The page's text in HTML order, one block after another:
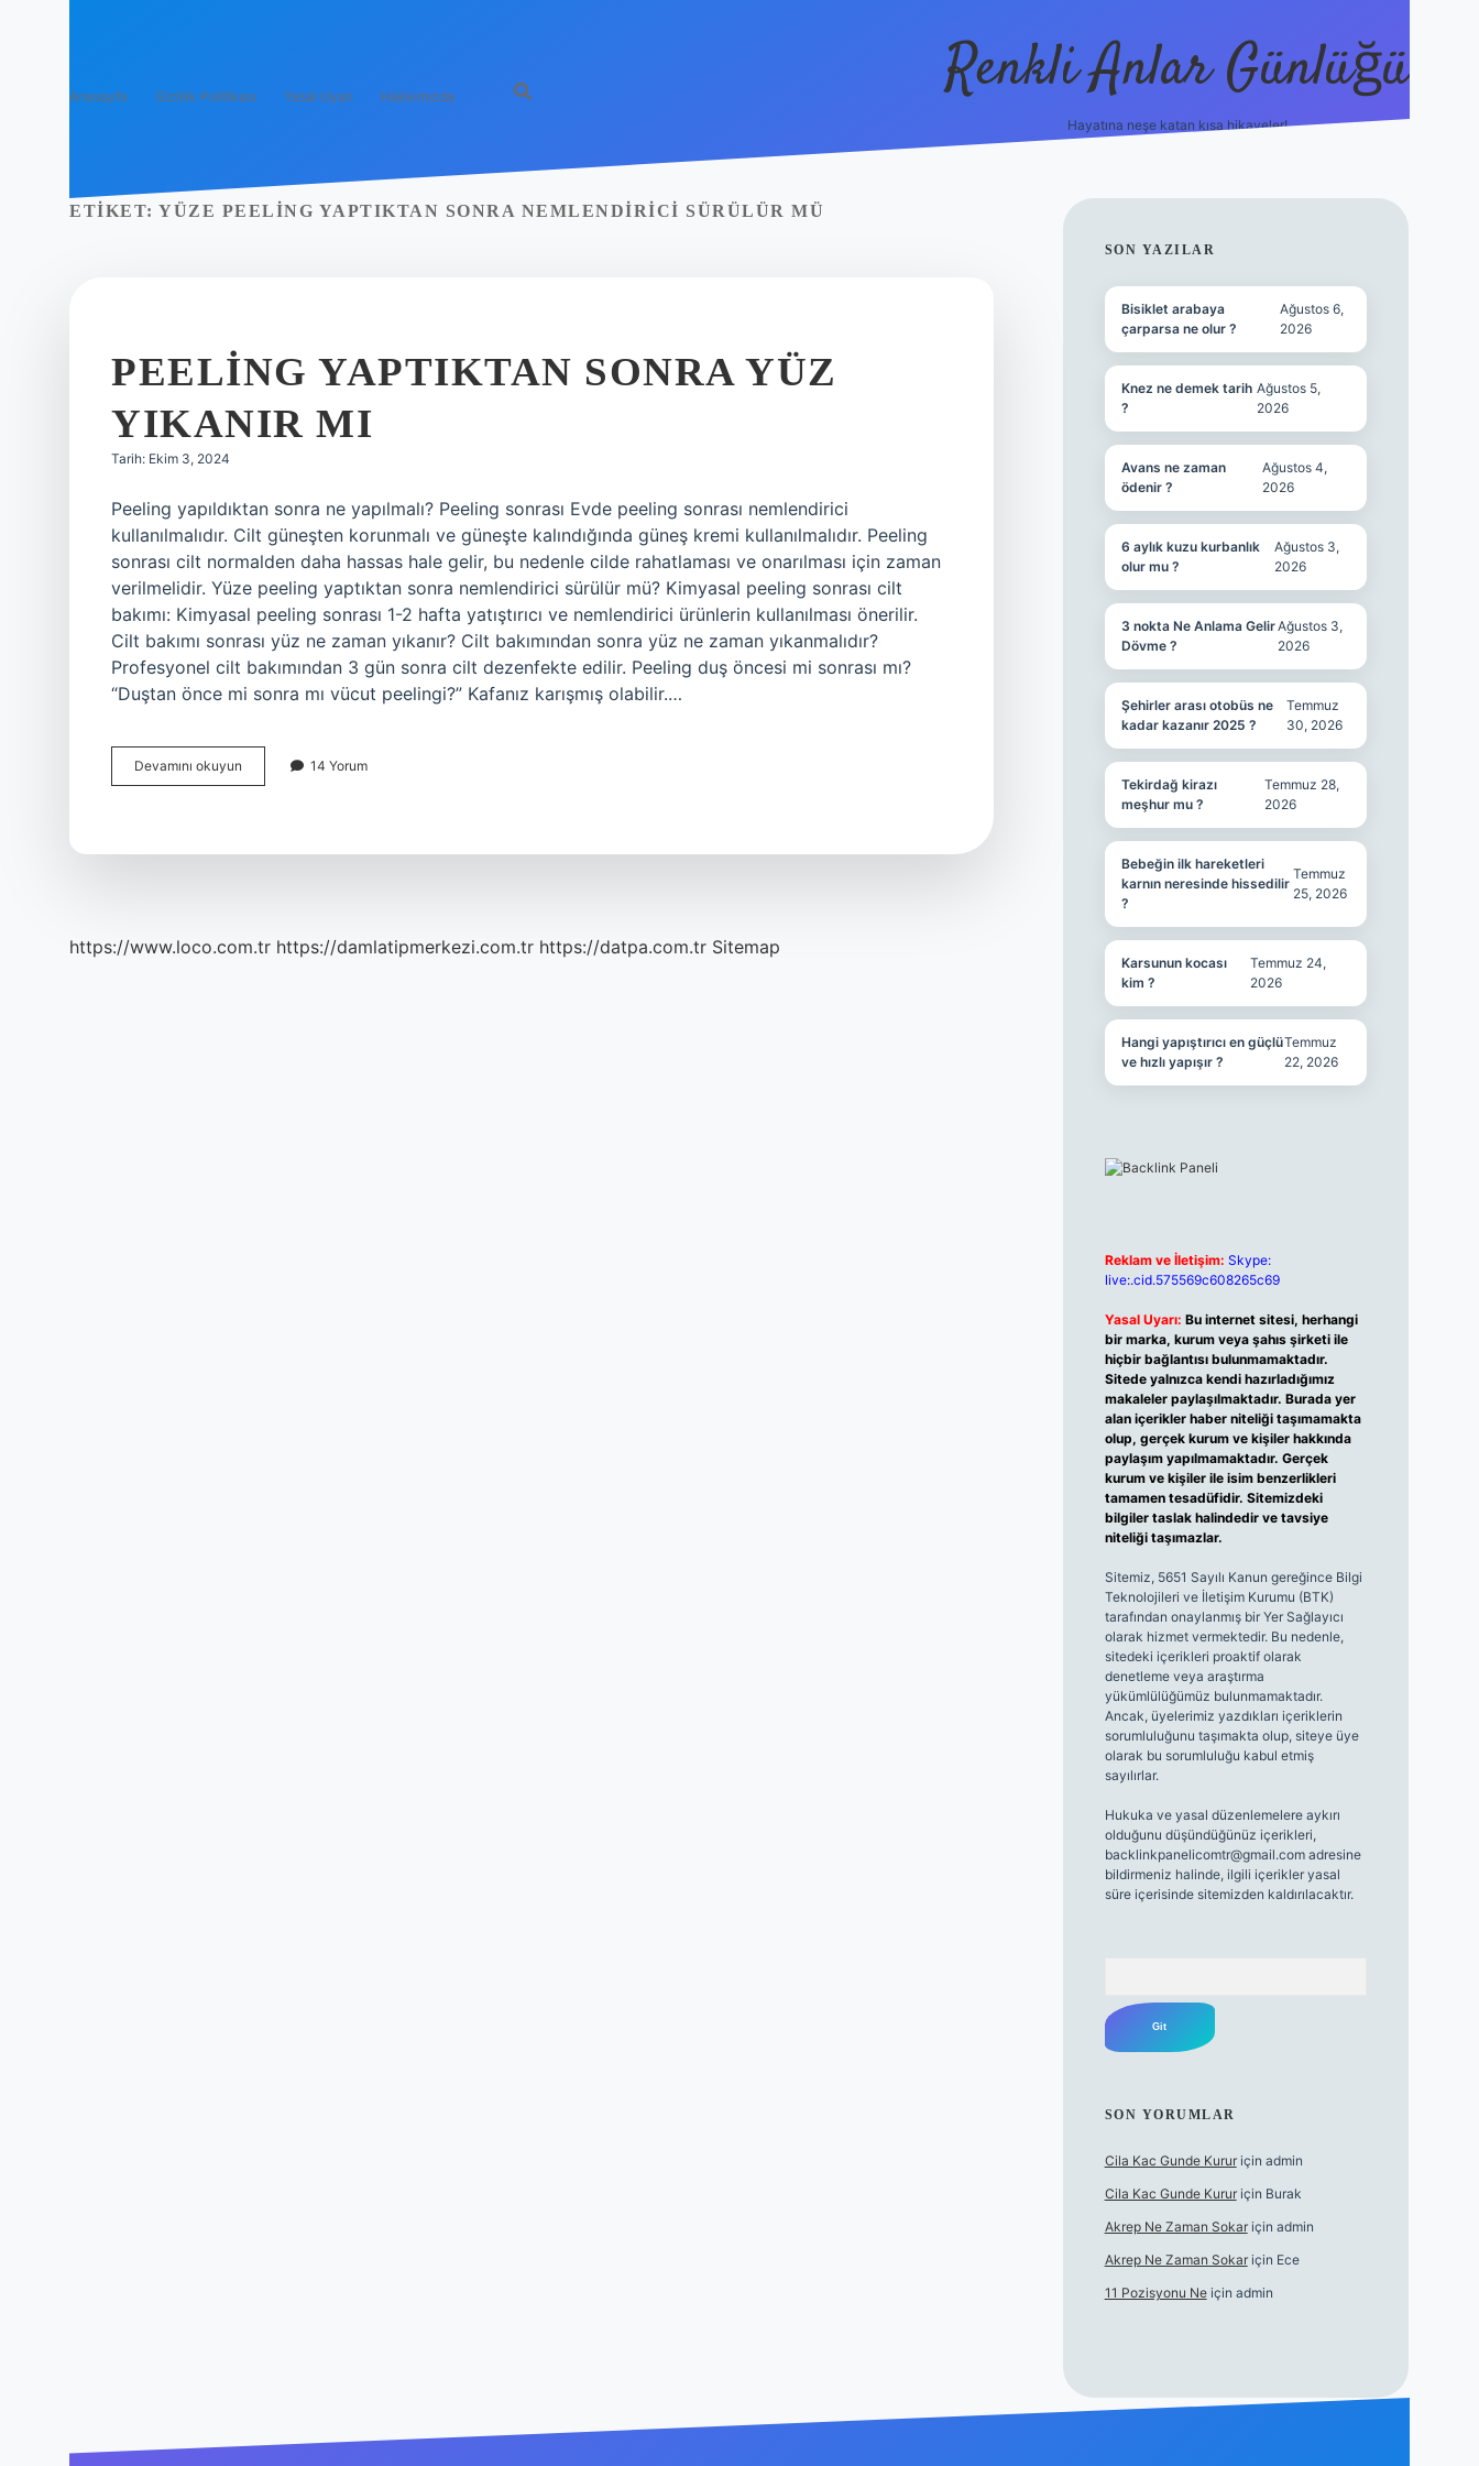
Anasayfa Gizlilik Politikası Yasal Uyarı Hakkımızda Renkli Anlar Günlüğü
Hayatına neşe katan kısa hikayeler!
ETIKET: YÜZE PEELING YAPTIKTAN SONRA NEMLENDIRICI SÜRÜLÜR MÜ
PEELING YAPTIKTAN SONRA YÜZ
YIKANIR MI
Tarih: Ekim 3, 2024
Peeling yapıldıktan sonra ne yapılmalı? Peeling sonrası Evde peeling sonrası nemlendirici
kullanılmalıdır. Cilt güneşten korunmalı ve güneşte kalındığında güneş kremi kullanılmalıdır. Peeling
sonrası cilt normalden daha hassas hale gelir, bu nedenle cilde rahatlaması ve onarılması için zaman
verilmelidir. Yüze peeling yaptıktan sonra nemlendirici sürülür mü? Kimyasal peeling sonrası cilt
bakımı: Kimyasal peeling sonrası 1-2 hafta yatıştırıcı ve nemlendirici ürünlerin kullanılması önerilir.
Cilt bakımı sonrası yüz ne zaman yıkanır? Cilt bakımından sonra yüz ne zaman yıkanmalıdır?
Profesyonel cilt bakımından 3 gün sonra cilt dezenfekte edilir. Peeling duş öncesi mi sonrası mı?
“Duştan önce mi sonra mı vücut peelingi?” Kafanız karışmış olabilir.…
Devamını okuyun
Yaptıktan
14 Yorum
https://www.loco.com.tr https://damlatipmerkezi.com.tr https://datpa.com.tr Sitemap
SIDEBAR
SON YAZILAR
Bisiklet arabaya
çarparsa ne olur ?
Ağustos 6,
2026
Knez ne demek tarih
?
Ağustos 5,
2026
Avans ne zaman
ödenir ?
Ağustos 4,
2026
6 aylık kuzu kurbanlık
olur mu ?
Ağustos 3,
2026
3 nokta Ne Anlama Gelir
Dövme ?
Ağustos 3,
2026
Şehirler arası otobüs ne
kadar kazanır 2025 ?
Temmuz
30, 2026
Tekirdağ kirazı
meşhur mu ?
Temmuz 28,
2026
Bebeğin ilk hareketleri
karnın neresinde hissedilir
?
Temmuz
25, 2026
Karsunun kocası
kim ?
Temmuz 24,
2026
Hangi yapıştırıcı en güçlü
ve hızlı yapışır ?
Temmuz
22, 2026
Reklam ve İletişim: Skype:
live:.cid.575569c608265c69
Yasal Uyarı: Bu internet sitesi, herhangi
bir marka, kurum veya şahıs şirketi ile
hiçbir bağlantısı bulunmamaktadır.
Sitede yalnızca kendi hazırladığımız
makaleler paylaşılmaktadır. Burada yer
alan içerikler haber niteliği taşımamakta
olup, gerçek kurum ve kişiler hakkında
paylaşım yapılmamaktadır. Gerçek
kurum ve kişiler ile isim benzerlikleri
tamamen tesadüfidir. Sitemizdeki
bilgiler taslak halindedir ve tavsiye
niteliği taşımazlar.
Sitemiz, 5651 Sayılı Kanun gereğince Bilgi
Teknolojileri ve İletişim Kurumu (BTK)
tarafından onaylanmış bir Yer Sağlayıcı
olarak hizmet vermektedir. Bu nedenle,
sitedeki içerikleri proaktif olarak
denetleme veya araştırma
yükümlülüğümüz bulunmamaktadır.
Ancak, üyelerimiz yazdıkları içeriklerin
sorumluluğunu taşımakta olup, siteye üye
olarak bu sorumluluğu kabul etmiş
sayılırlar.
Hukuka ve yasal düzenlemelere aykırı
olduğunu düşündüğünüz içerikleri,
backlinkpanelicomtr@gmail.comadresine
bildirmeniz halinde, ilgili içerikler yasal
süre içerisinde sitemizden kaldırılacaktır.
SON YORUMLAR
Cila Kac Gunde Kururiçin admin
Cila Kac Gunde Kururiçin Burak
Akrep Ne Zaman Sokariçin admin
Akrep Ne Zaman Sokariçin Ece
11 Pozisyonu Neiçin admin
vdcasino güncel